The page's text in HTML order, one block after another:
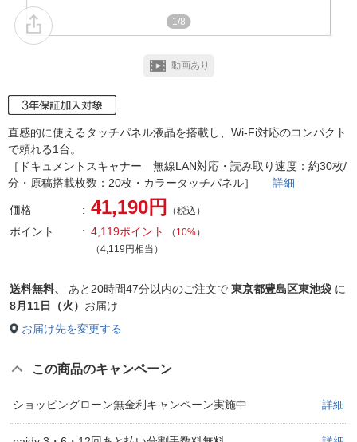
1/8
動画あり
直感的に使えるタッチパネル液晶を搭載し、Wi-Fi対応のコンパクト
で頼れる1台。
［ドキュメントスキャナー 無線LAN対応・読み取り速度：約30枚/
分・原稿搭載枚数：20枚・カラータッチパネル］ 詳細
価格 41,190円 （税込）
ポイント 4,119ポイント （ 10%）
（4,119円相当）
送料無料、 あと 20時間47分以内のご注文で 東京都豊島区東池袋 に
8月11日（火） お届け
お届け先を変更する
この商品のキャンペーン
ショッピングローン無金利キャンペーン実施中 詳細